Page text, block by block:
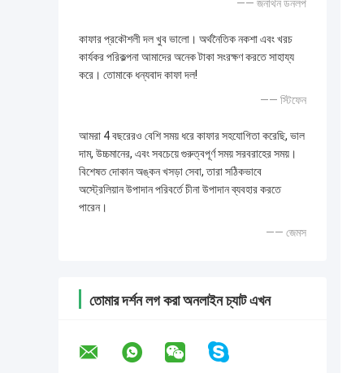
—— জনাথন ডনলপ
কাফার প্রকৌশলী দল খুব ভালো। অর্থনৈতিক নকশা এবং খরচ
কার্যকর পরিকল্পনা আমাদের অনেক টাকা সংরক্ষণ করতে সাহায্য
করে। তোমাকে ধন্যবাদ কাফা দল!
—— স্টিফেন
আমরা 4 বছরেরও বেশি সময় ধরে কাফার সহযোগিতা করেছি, ভাল
দাম, উচ্চমানের, এবং সবচেয়ে গুরুত্বপূর্ণ সময় সরবরাহের সময়।
বিশেষত দোকান অঙ্কন খসড়া সেবা, তারা সঠিকভাবে
অস্ট্রেলিয়ান উপাদান পরিবর্তে চীনা উপাদান ব্যবহার করতে
পারেন।
—— জেমস
তোমার দর্শন লগ করা অনলাইন চ্যাট এখন